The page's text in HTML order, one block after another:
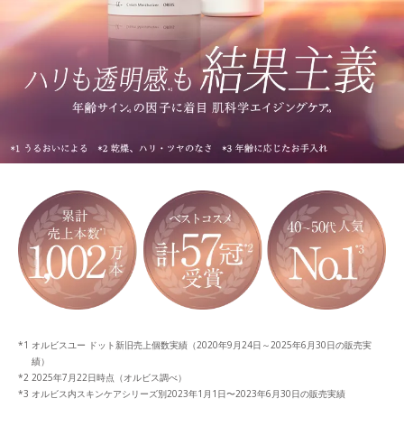
オルビスユー ドット新旧売上個数実績（2020年9月24日～2025年6月30日の販売実
績）
2025年7月22日時点（オルビス調べ）
オルビス内スキンケアシリーズ別2023年1月1日〜2023年6月30日の販売実績